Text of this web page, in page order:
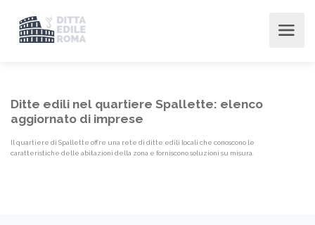
Ditte edili nel quartiere Spallette: elenco
aggiornato di imprese
Il quartiere di Spallette offre una rete di ditte edili locali che conoscono le
caratteristiche delle abitazioni della zona e forniscono soluzioni su misura.